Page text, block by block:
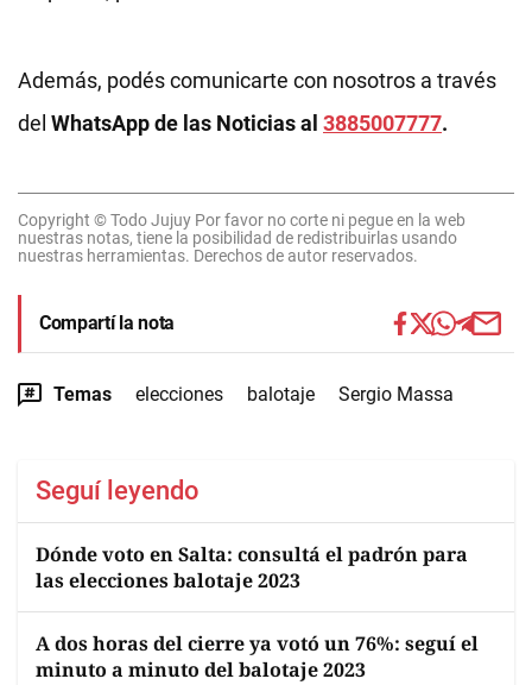
Además, podés comunicarte con nosotros a través
del WhatsApp de las Noticias al 3885007777.
Copyright © Todo Jujuy Por favor no corte ni pegue en la web
nuestras notas, tiene la posibilidad de redistribuirlas usando
nuestras herramientas. Derechos de autor reservados.
Compartí la nota
Temas elecciones balotaje Sergio Massa
Seguí leyendo
Dónde voto en Salta: consultá el padrón para
las elecciones balotaje 2023
A dos horas del cierre ya votó un 76%: seguí el
minuto a minuto del balotaje 2023